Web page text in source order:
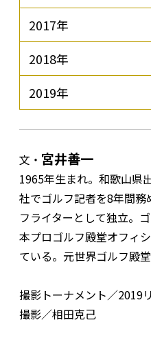
2017年
2018年
2019年
文・ 宮井善一
1965年生まれ。和歌山県
社でゴルフ記者を8年間
フライターとして独立。
本プロゴルフ殿堂オフィ
ている。元世界ゴルフ殿堂
撮影トーナメント／2019
撮影／相田克己